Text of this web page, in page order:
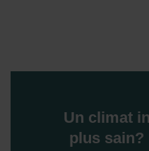
Un climat
plus sain?